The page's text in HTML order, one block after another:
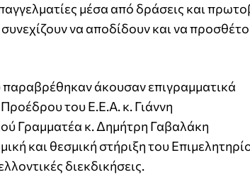
μέσα από δράσεις και
να αποδίδουν και να
άκουσαν επιγραμματικά
του Ε.Ε.Α. κ. Γιάννη
Γραμματέα κ. Δημήτρη Γαβαλάκη
και θεσμική στήριξη του
διεκδικήσεις.